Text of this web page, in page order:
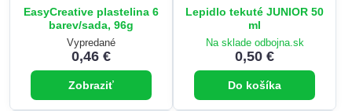
EasyCreative plastelina 6
barev/sada, 96g
Vypredané
0,46 €
Zobraziť
Lepidlo tekuté JUNIOR 50
ml
Na sklade odbojna.sk
0,50 €
Do košíka